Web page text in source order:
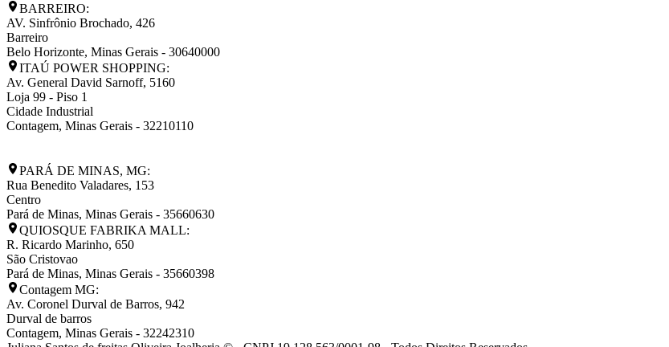
BARREIRO:
AV. Sinfrônio Brochado, 426
Barreiro
Belo Horizonte, Minas Gerais - 30640000
ITAÚ POWER SHOPPING:
Av. General David Sarnoff, 5160
Loja 99 - Piso 1
Cidade Industrial
Contagem, Minas Gerais - 32210110
PARÁ DE MINAS, MG:
Rua Benedito Valadares, 153
Centro
Pará de Minas, Minas Gerais - 35660630
QUIOSQUE FABRIKA MALL:
R. Ricardo Marinho, 650
São Cristovao
Pará de Minas, Minas Gerais - 35660398
Contagem MG:
Av. Coronel Durval de Barros, 942
Durval de barros
Contagem, Minas Gerais - 32242310